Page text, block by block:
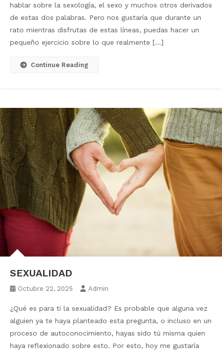
hablar sobre la sexología, el sexo y muchos otros derivados
de estas dos palabras. Pero nos gustaría que durante un
rato mientras disfrutas de estas líneas, puedas hacer un
pequeño ejercicio sobre lo que realmente […]
Continue Reading
SEXUALIDAD
Octubre 22, 2025 Admin
¿Qué es para ti la sexualidad? Es probable que alguna vez
alguien ya te haya planteado esta pregunta, o incluso en un
proceso de autoconocimiento, hayas sido tú misma quien
haya reflexionado sobre esto. Por esto, hoy me gustaría